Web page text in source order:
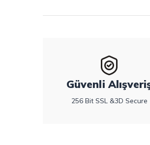
Güvenli
256 Bit SSL &3D Secure